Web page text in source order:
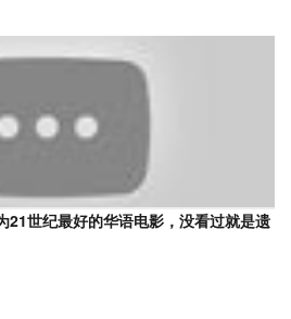
21世纪最好的华语电影，没看过就是遗